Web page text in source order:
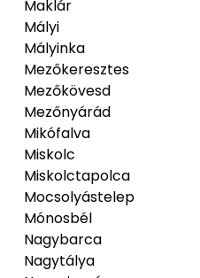
Maklár
Mályi
Mályinka
Mezőkeresztes
Mezőkövesd
Mezőnyárád
Mikófalva
Miskolc
Miskolctapolca
Mocsolyástelep
Mónosbél
Nagybarca
Nagytálya